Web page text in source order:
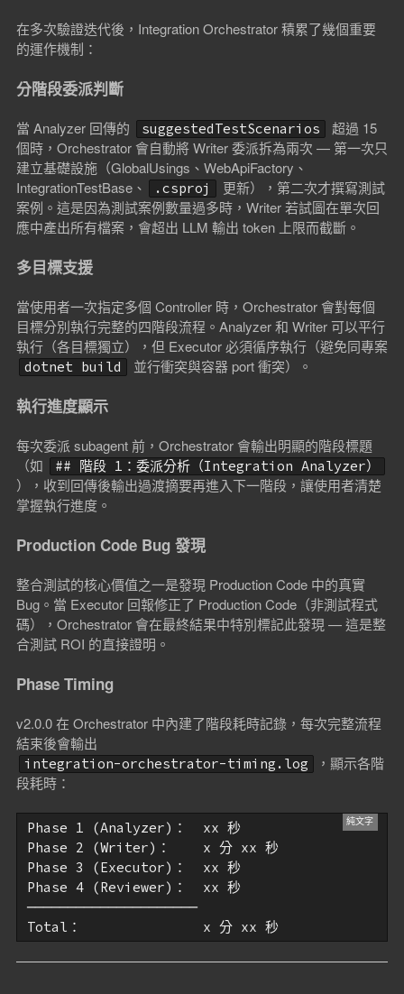
在多次驗證迭代後，Integration Orchestrator 積累了幾個重要
的運作機制：
分階段委派判斷
當 Analyzer 回傳的 suggestedTestScenarios
超過 15
個時，Orchestrator 會自動將 Writer 委派拆為兩次 — 第一次只
建立基礎設施（GlobalUsings、WebApiFactory、
IntegrationTestBase、
.csproj
更新），第二次才撰寫測試
案例。這是因為測試案例數量過多時，Writer 若試圖在單次回
應中產出所有檔案，會超出 LLM 輸出 token 上限而截斷。
多目標支援
當使用者一次指定多個 Controller 時，Orchestrator 會對每個
目標分別執行完整的四階段流程。Analyzer 和 Writer 可以平行
執行（各目標獨立），但 Executor 必須循序執行（避免同專案
dotnet build 並行衝突與容器 port 衝突）。
執行進度顯示
每次委派 subagent 前，Orchestrator 會輸出明顯的階段標題
（如
## 階段 1：委派分析（Integration Analyzer）
），收到回傳後輸出過渡摘要再進入下一階段，讓使用者清楚
掌握執行進度。
Production Code Bug 發現
整合測試的核心價值之一是發現 Production Code 中的真實
Bug。當 Executor 回報修正了 Production Code（非測試程式
碼），Orchestrator 會在最終結果中特別標記此發現 — 這是整
合測試 ROI 的直接證明。
Phase Timing
v2.0.0 在 Orchestrator 中內建了階段耗時記錄，每次完整流程
結束後會輸出
integration-orchestrator-timing.log
，顯示各階
段耗時：
Phase 1 (Analyzer)：  xx 秒
Phase 2 (Writer)：    x 分 xx 秒
Phase 3 (Executor)：  xx 秒
Phase 4 (Reviewer)：  xx 秒
─────────────────────
Total：               x 分 xx 秒